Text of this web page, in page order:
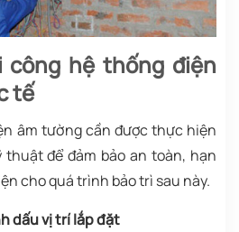
hệ thống điện
tế
âm tường cần được thực hiện
để đảm bảo an toàn, hạn
cho quá trình bảo trì sau này.
dấu vị trí lắp đặt